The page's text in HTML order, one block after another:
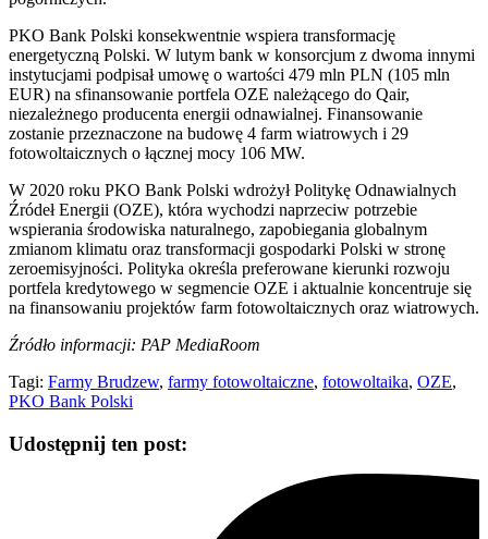
PKO Bank Polski konsekwentnie wspiera transformację
energetyczną Polski. W lutym bank w konsorcjum z dwoma innymi
instytucjami podpisał umowę o wartości 479 mln PLN (105 mln
EUR) na sfinansowanie portfela OZE należącego do Qair,
niezależnego producenta energii odnawialnej. Finansowanie
zostanie przeznaczone na budowę 4 farm wiatrowych i 29
fotowoltaicznych o łącznej mocy 106 MW.
W 2020 roku PKO Bank Polski wdrożył Politykę Odnawialnych
Źródeł Energii (OZE), która wychodzi naprzeciw potrzebie
wspierania środowiska naturalnego, zapobiegania globalnym
zmianom klimatu oraz transformacji gospodarki Polski w stronę
zeroemisyjności. Polityka określa preferowane kierunki rozwoju
portfela kredytowego w segmencie OZE i aktualnie koncentruje się
na finansowaniu projektów farm fotowoltaicznych oraz wiatrowych.
Źródło informacji: PAP MediaRoom
Tagi: Farmy Brudzew, farmy fotowoltaiczne, fotowoltaika, OZE,
PKO Bank Polski
Udostępnij ten post: